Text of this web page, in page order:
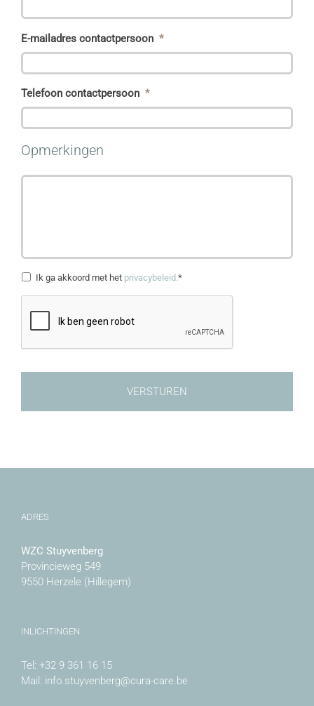
E-mailadres contactpersoon *
Telefoon contactpersoon *
Opmerkingen
Privacyverklaring *
Ik ga akkoord met het privacybeleid.*
ADRES
WZC Stuyvenberg
Provincieweg 549
9550 Herzele (Hillegem)
INLICHTINGEN
Tel: +32 9 361 16 15
Mail: info.stuyvenberg@cura-care.be